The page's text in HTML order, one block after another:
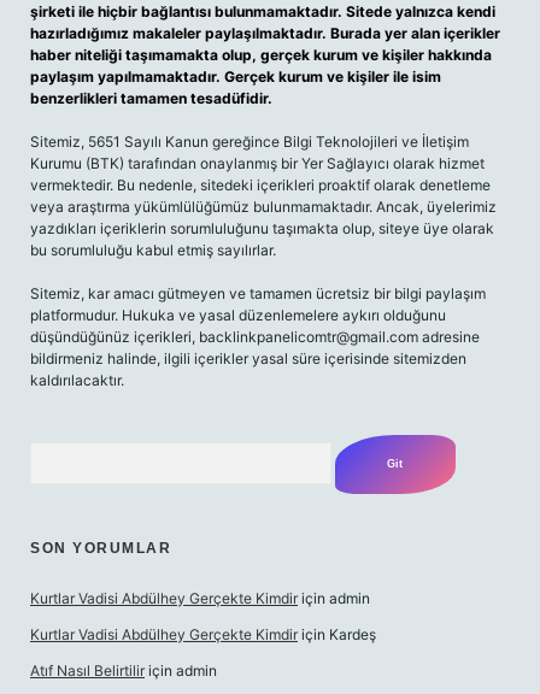
şirketi ile hiçbir bağlantısı bulunmamaktadır. Sitede yalnızca kendi
hazırladığımız makaleler paylaşılmaktadır. Burada yer alan içerikler
haber niteliği taşımamakta olup, gerçek kurum ve kişiler hakkında
paylaşım yapılmamaktadır. Gerçek kurum ve kişiler ile isim
benzerlikleri tamamen tesadüfidir.
Sitemiz, 5651 Sayılı Kanun gereğince Bilgi Teknolojileri ve İletişim
Kurumu (BTK) tarafından onaylanmış bir Yer Sağlayıcı olarak hizmet
vermektedir. Bu nedenle, sitedeki içerikleri proaktif olarak denetleme
veya araştırma yükümlülüğümüz bulunmamaktadır. Ancak, üyelerimiz
yazdıkları içeriklerin sorumluluğunu taşımakta olup, siteye üye olarak
bu sorumluluğu kabul etmiş sayılırlar.
Sitemiz, kar amacı gütmeyen ve tamamen ücretsiz bir bilgi paylaşım
platformudur. Hukuka ve yasal düzenlemelere aykırı olduğunu
düşündüğünüz içerikleri, backlinkpanelicomtr@gmail.com adresine
bildirmeniz halinde, ilgili içerikler yasal süre içerisinde sitemizden
kaldırılacaktır.
SON YORUMLAR
Kurtlar Vadisi Abdülhey Gerçekte Kimdir için admin
Kurtlar Vadisi Abdülhey Gerçekte Kimdir için Kardeş
Atıf Nasıl Belirtilir için admin